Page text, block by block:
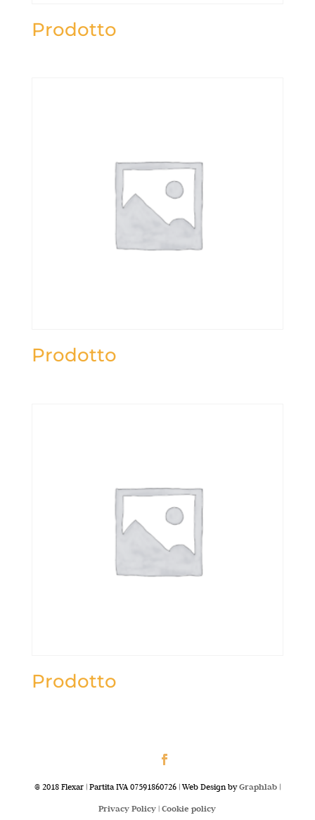
Prodotto
Prodotto
Prodotto
@ 2018 Flexar | Partita IVA 07591860726 | Web Design byGraphlab|
Privacy Policy |Cookie policy